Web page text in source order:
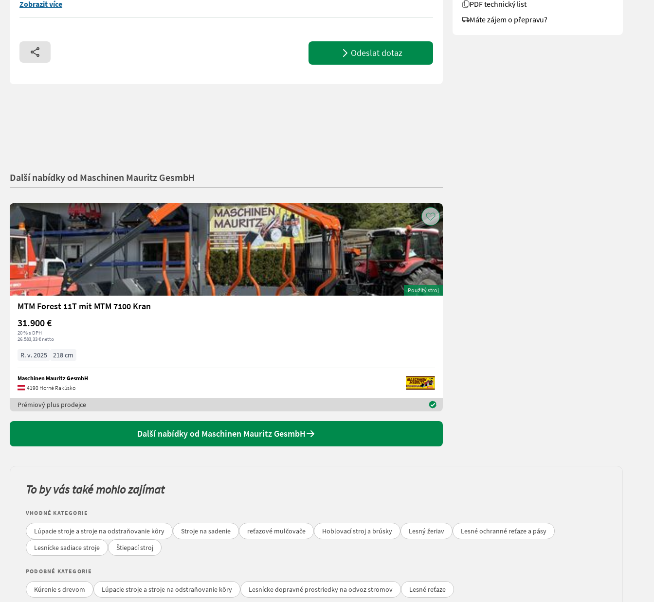
MTM Forstwagen von 10 bis 17 Tonnen - ab 11T Doppelrahmen - Knickdeichsel - Pulverbeschichtung - optional Forwarderrungen - Druckluft oder hydraulische Bremse - verschiedenste
Zobrazit více
Odeslat dotaz
PDF technický list
Máte zájem o přepravu?
Další nabídky od Maschinen Mauritz GesmbH
Použitý stroj
MTM Forest 11T mit MTM 7100 Kran
31.900 €
20 % s DPH
26.583,33 € netto
R. v. 2025 218 cm
Maschinen Mauritz GesmbH
4190 Horné Rakúsko
Prémiový plus prodejce
Další nabídky od Maschinen Mauritz GesmbH
To by vás také mohlo zajímat
VHODNÉ KATEGORIE
Lúpacie stroje a stroje na odstraňovanie kôry Stroje na sadenie reťazové mulčovače Hobľovací stroj a brúsky Lesný žeriav
Lesné ochranné reťaze a pásy
Lesnícke sadiace stroje
Štiepací stroj
PODOBNÉ KATEGORIE
Kúrenie s drevom Lúpacie stroje a stroje na odstraňovanie kôry Lesnícke dopravné prostriedky na odvoz stromov Lesné reťaze